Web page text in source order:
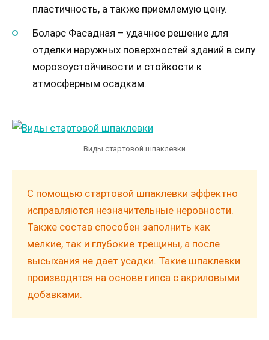
пластичность, а также приемлемую цену.
Боларс Фасадная – удачное решение для
отделки наружных поверхностей зданий в силу
морозоустойчивости и стойкости к
атмосферным осадкам.
Виды стартовой шпаклевки
С помощью стартовой шпаклевки эффектно
исправляются незначительные неровности.
Также состав способен заполнить как
мелкие, так и глубокие трещины, а после
высыхания не дает усадки. Такие шпаклевки
производятся на основе гипса с акриловыми
добавками.